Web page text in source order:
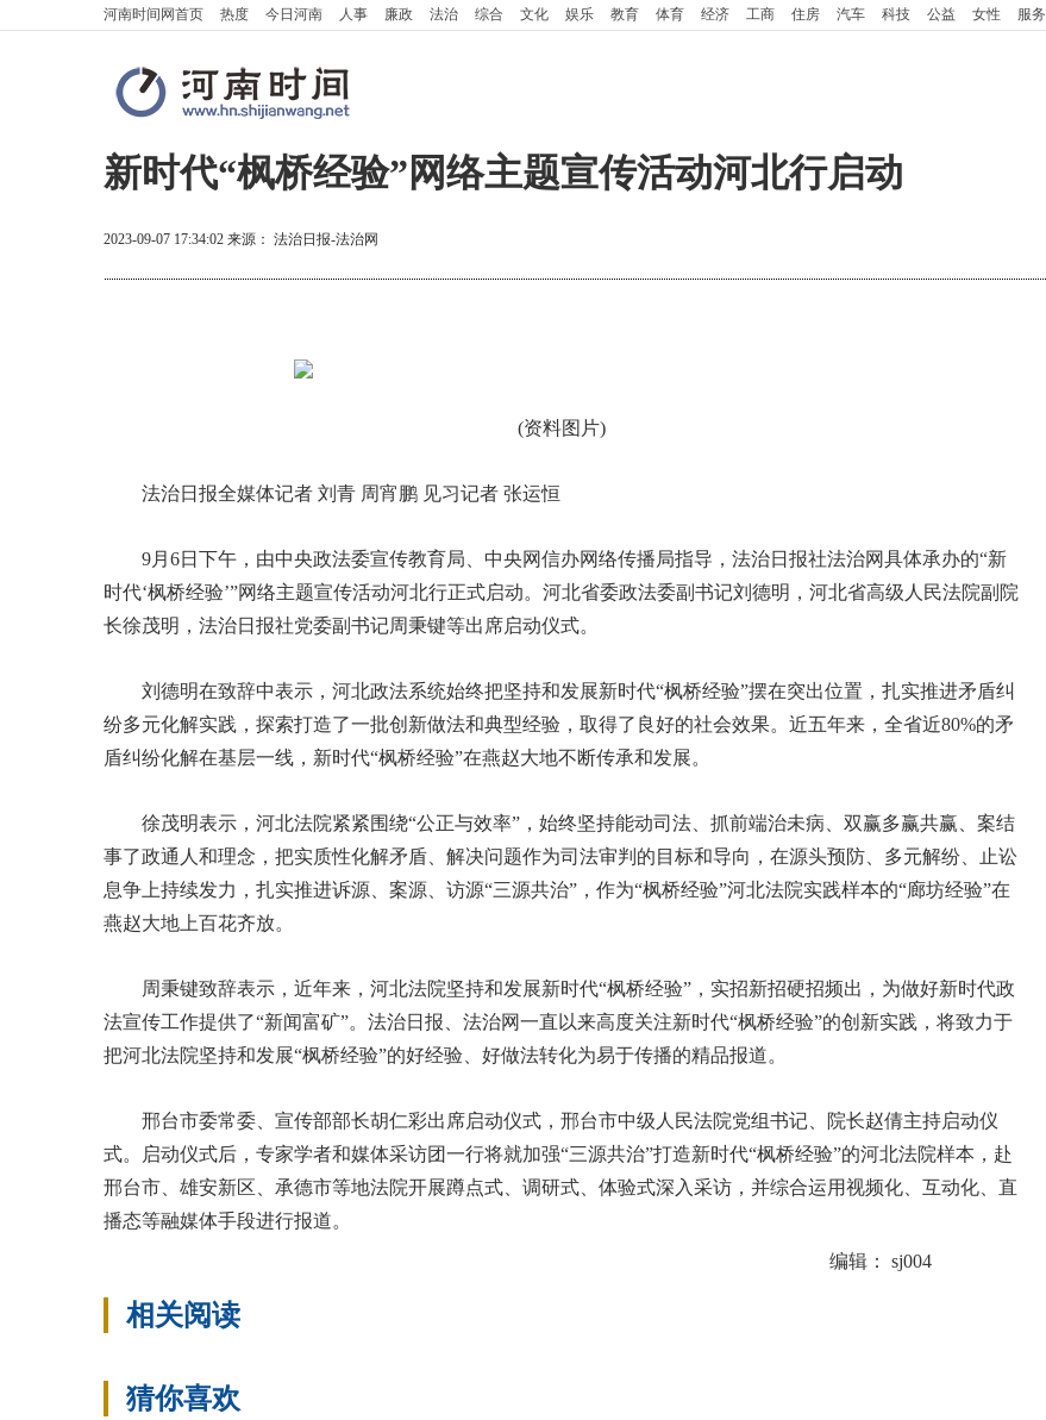
河南时间网首页 热度 今日河南 人事 廉政 法治 综合 文化 娱乐 教育 体育 经济 工商 住房 汽车 科技 公益 女性 服务
新时代“枫桥经验”网络主题宣传活动河北行启动
2023-09-07 17:34:02 来源： 法治日报-法治网
(资料图片)
法治日报全媒体记者 刘青 周宵鹏 见习记者 张运恒
9月6日下午，由中央政法委宣传教育局、中央网信办网络传播局指导，法治日报社法治网具体承办的“新
时代‘枫桥经验’”网络主题宣传活动河北行正式启动。河北省委政法委副书记刘德明，河北省高级人民法院副院
长徐茂明，法治日报社党委副书记周秉键等出席启动仪式。
刘德明在致辞中表示，河北政法系统始终把坚持和发展新时代“枫桥经验”摆在突出位置，扎实推进矛盾纠
纷多元化解实践，探索打造了一批创新做法和典型经验，取得了良好的社会效果。近五年来，全省近80%的矛
盾纠纷化解在基层一线，新时代“枫桥经验”在燕赵大地不断传承和发展。
徐茂明表示，河北法院紧紧围绕“公正与效率”，始终坚持能动司法、抓前端治未病、双赢多赢共赢、案结
事了政通人和理念，把实质性化解矛盾、解决问题作为司法审判的目标和导向，在源头预防、多元解纷、止讼
息争上持续发力，扎实推进诉源、案源、访源“三源共治”，作为“枫桥经验”河北法院实践样本的“廊坊经验”在
燕赵大地上百花齐放。
周秉键致辞表示，近年来，河北法院坚持和发展新时代“枫桥经验”，实招新招硬招频出，为做好新时代政
法宣传工作提供了“新闻富矿”。法治日报、法治网一直以来高度关注新时代“枫桥经验”的创新实践，将致力于
把河北法院坚持和发展“枫桥经验”的好经验、好做法转化为易于传播的精品报道。
邢台市委常委、宣传部部长胡仁彩出席启动仪式，邢台市中级人民法院党组书记、院长赵倩主持启动仪
式。启动仪式后，专家学者和媒体采访团一行将就加强“三源共治”打造新时代“枫桥经验”的河北法院样本，赴
邢台市、雄安新区、承德市等地法院开展蹲点式、调研式、体验式深入采访，并综合运用视频化、互动化、直
播态等融媒体手段进行报道。
编辑： sj004
相关阅读
猜你喜欢